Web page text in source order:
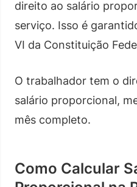
direito ao salário
serviço. Isso é
VI da Constituição
O trabalhador tem o
salário proporcional,
mês completo.
Como Calcular